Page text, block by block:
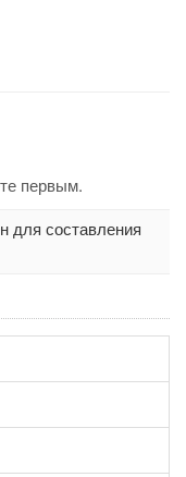
первым.
для составления